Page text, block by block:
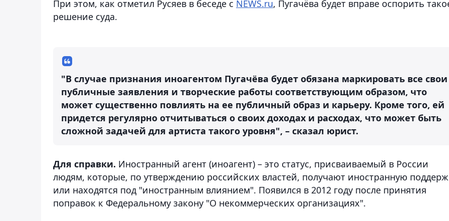
При этом, как отметил Русяев в беседе с NEWS.ru, Пугачёва будет вправе оспорить
решение суда.
"В случае признания иноагентом Пугачёва будет обязана маркировать все свои
публичные заявления и творческие работы соответствующим образом, что
может существенно повлиять на ее публичный образ и карьеру. Кроме того, ей
придется регулярно отчитываться о своих доходах и расходах, что может быть
сложной задачей для артиста такого уровня", – сказал юрист.
Для справки. Иностранный агент (иноагент) – это статус, присваиваемый в России
людям, которые, по утверждению российских властей, получают иностранную
или находятся под "иностранным влиянием". Появился в 2012 году после принятия
поправок к Федеральному закону "О некоммерческих организациях".